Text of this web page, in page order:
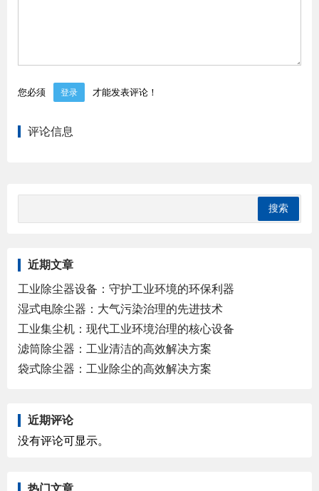
您必须 登录 才能发表评论！
评论信息
近期文章
工业除尘器设备：守护工业环境的环保利器
湿式电除尘器：大气污染治理的先进技术
工业集尘机：现代工业环境治理的核心设备
滤筒除尘器：工业清洁的高效解决方案
袋式除尘器：工业除尘的高效解决方案
近期评论
没有评论可显示。
热门文章